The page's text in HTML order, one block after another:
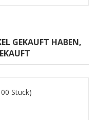
GEKAUFT HABEN,
Stück)